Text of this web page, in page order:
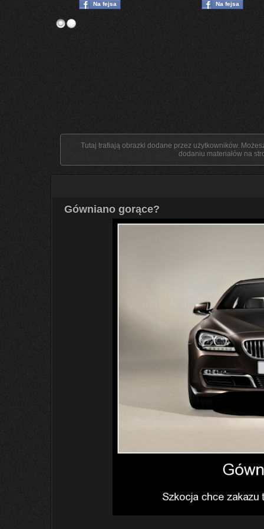
Na fejsa Na fejsa
Tutaj trafiają obrazki dodane przez użytkowników.
dodaniu materiałów na
Gówniano gorące?